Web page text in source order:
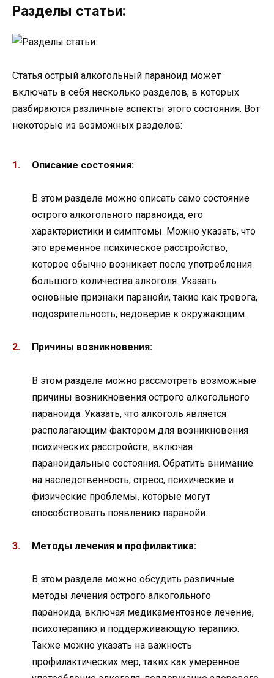
Разделы статьи:
Статья острый алкогольный параноид может
включать в себя несколько разделов, в которых
разбираются различные аспекты этого состояния. Вот
некоторые из возможных разделов:
Описание состояния:
В этом разделе можно описать само состояние
острого алкогольного параноида, его
характеристики и симптомы. Можно указать, что
это временное психическое расстройство,
которое обычно возникает после употребления
большого количества алкоголя. Указать
основные признаки паранойи, такие как тревога,
подозрительность, недоверие к окружающим.
Причины возникновения:
В этом разделе можно рассмотреть возможные
причины возникновения острого алкогольного
параноида. Указать, что алкоголь является
располагающим фактором для возникновения
психических расстройств, включая
параноидальные состояния. Обратить внимание
на наследственность, стресс, психические и
физические проблемы, которые могут
способствовать появлению паранойи.
Методы лечения и профилактика:
В этом разделе можно обсудить различные
методы лечения острого алкогольного
параноида, включая медикаментозное лечение,
психотерапию и поддерживающую терапию.
Также можно указать на важность
профилактических мер, таких как умеренное